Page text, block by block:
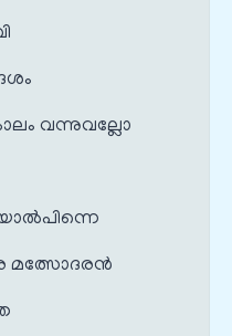
വന്നുവല്ലോ
മത്സോദരന്‍